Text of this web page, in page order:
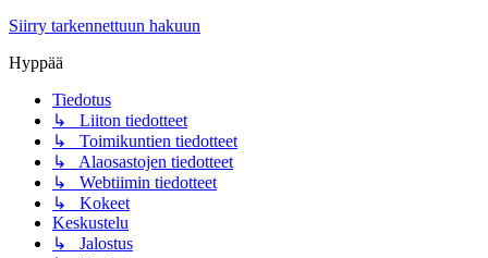
Siirry tarkennettuun hakuun
Hyppää
Tiedotus
↳ Liiton tiedotteet
↳ Toimikuntien tiedotteet
↳ Alaosastojen tiedotteet
↳ Webtiimin tiedotteet
↳ Kokeet
Keskustelu
↳ Jalostus